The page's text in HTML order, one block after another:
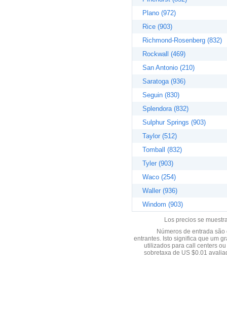
Plano (972)
Rice (903)
Richmond-Rosenberg (832)
Rockwall (469)
San Antonio (210)
Saratoga (936)
Seguin (830)
Splendora (832)
Sulphur Springs (903)
Taylor (512)
Tomball (832)
Tyler (903)
Waco (254)
Waller (936)
Windom (903)
Los precios se
Números de entrada
entrantes. Isto significa que um
utilizados para call centers
sobretaxa de US $0.01